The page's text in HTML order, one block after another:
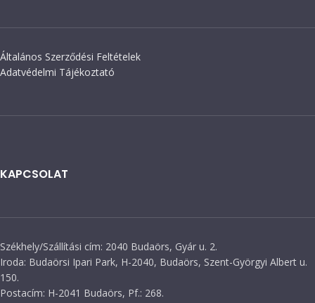
Általános Szerződési Feltételek
Adatvédelmi Tájékoztató
KAPCSOLAT
Székhely/Szállítási cím: 2040 Budaörs, Gyár u. 2.
Iroda: Budaörsi Ipari Park, H-2040, Budaörs, Szent-Györgyi Albert u.
150.
Postacím: H-2041 Budaörs, Pf.: 268.